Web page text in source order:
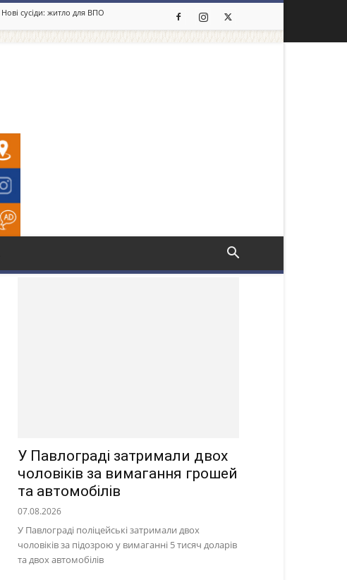
Нові сусіди: житло для ВПО
У Павлограді затримали двох
чоловіків за вимагання грошей
та автомобілів
07.08.2026
У Павлограді поліцейські затримали двох
чоловіків за підозрою у вимаганні 5 тисяч доларів
та двох автомобілів